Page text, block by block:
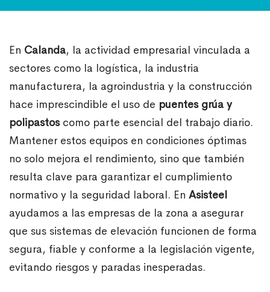
En Calanda, la actividad empresarial vinculada a
sectores como la logística, la industria
manufacturera, la agroindustria y la construcción
hace imprescindible el uso de puentes grúa y
polipastoscomo parte esencial del trabajo diario.
Mantener estos equipos en condiciones óptimas
no solo mejora el rendimiento, sino que también
resulta clave para garantizar el cumplimiento
normativo y la seguridad laboral. En Asisteel
ayudamos a las empresas de la zona a asegurar
que sus sistemas de elevación funcionen de forma
segura, fiable y conforme a la legislación vigente,
evitando riesgos y paradas inesperadas.